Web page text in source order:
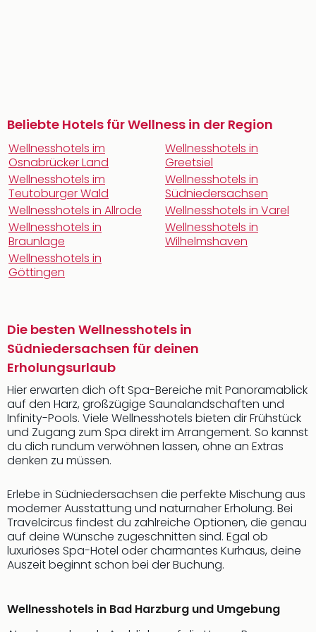
Beliebte Hotels für Wellness in der Region
Wellnesshotels im
Osnabrücker Land
Wellnesshotels im
Teutoburger Wald
Wellnesshotels in Allrode
Wellnesshotels in
Braunlage
Wellnesshotels in
Göttingen
Wellnesshotels in
Greetsiel
Wellnesshotels in
Südniedersachsen
Wellnesshotels in Varel
Wellnesshotels in
Wilhelmshaven
Die besten Wellnesshotels in
Südniedersachsen für deinen
Erholungsurlaub
Hier erwarten dich oft Spa-Bereiche mit Panoramablick
auf den Harz, großzügige Saunalandschaften und
Infinity-Pools. Viele Wellnesshotels bieten dir Frühstück
und Zugang zum Spa direkt im Arrangement. So kannst
du dich rundum verwöhnen lassen, ohne an Extras
denken zu müssen.
Erlebe in Südniedersachsen die perfekte Mischung aus
moderner Ausstattung und naturnaher Erholung. Bei
Travelcircus findest du zahlreiche Optionen, die genau
auf deine Wünsche zugeschnitten sind. Egal ob
luxuriöses Spa-Hotel oder charmantes Kurhaus, deine
Auszeit beginnt schon bei der Buchung.
Wellnesshotels in Bad Harzburg und Umgebung